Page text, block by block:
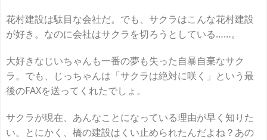
花村建設は駄目な会社だ。でも、サクラはこんな花村建設
が好き。なのに会社はサクラを切ろうとしている……。
大好きなじいちゃんも一番の夢も失った自暴自棄なサク
ラ。でも、じっちゃんは「サクラは絶対に咲く」という最
後のFAXを送ってくれたでしょ。
サクラが現在、あんなことになっている理由が早く知りた
い。とにかく、橋の建設はくい止められたんだよね？あの